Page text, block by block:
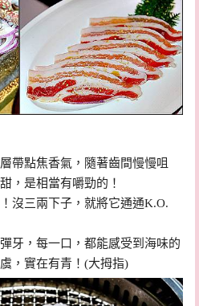
帶點焦香氣，隨著齒間慢慢咀
，是相當有嚼勁的！
沒三兩下子，就將它通通K.O.
牙，每一口，都能感受到海味的
，實在有青！(大拇指)